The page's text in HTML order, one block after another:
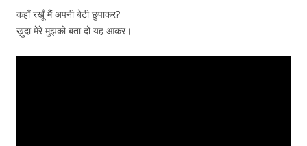
कहाँ रखूँ मैं अपनी बेटी छुपाकर?
ख़ुदा मेरे मुझको बता दो यह आकर।